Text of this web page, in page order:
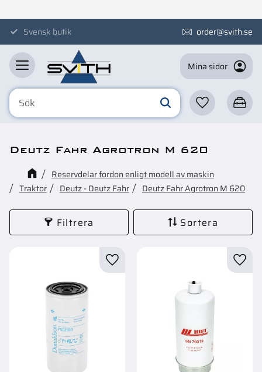
MenySvensk butik order@svith.se
Mina sidor
Favoriter
Deutz Fahr Agrotron M 620
Reservdelar fordon enligt modell av maskin
Traktor
Deutz - Deutz Fahr Deutz Fahr Agrotron M 620
Filtrera Sortera
Lägg till i favoriter